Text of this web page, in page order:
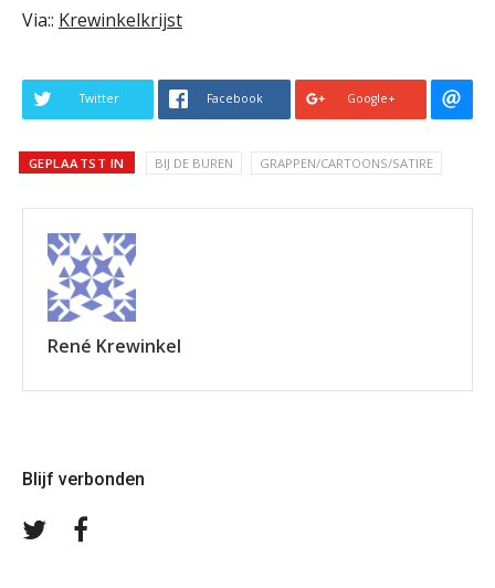
Via:: Krewinkelkrijst
Twitter Facebook Google+
GEPLAATST IN BIJ DE BUREN GRAPPEN/CARTOONS/SATIRE
René Krewinkel
Blijf verbonden
Volg